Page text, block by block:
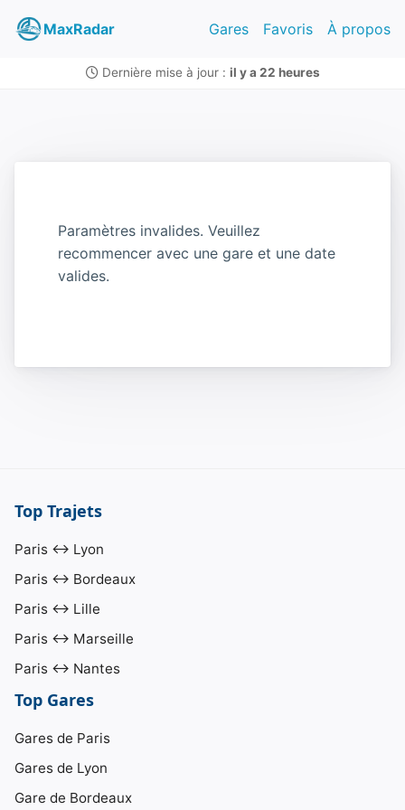
MaxRadar Gares Favoris À propos
Dernière mise à jour : il y a 22 heures
Paramètres invalides. Veuillez
recommencer avec une gare et une date
valides.
Top Trajets
Paris ↔ Lyon
Paris ↔ Bordeaux
Paris ↔ Lille
Paris ↔ Marseille
Paris ↔ Nantes
Top Gares
Gares de Paris
Gares de Lyon
Gare de Bordeaux